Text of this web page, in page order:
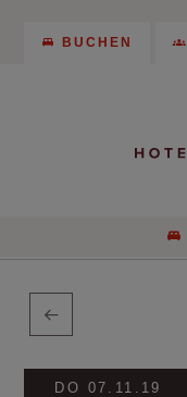
BUCHEN
DO 07.11.19